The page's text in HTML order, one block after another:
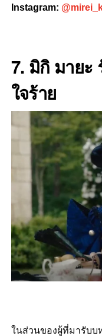
Instagram:
7. มิกิ มายะ
ใจร้าย
ในส่วนของผู้ที่มารับบ